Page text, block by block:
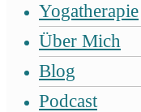
Yogatherapie
Über Mich
Blog
Podcast